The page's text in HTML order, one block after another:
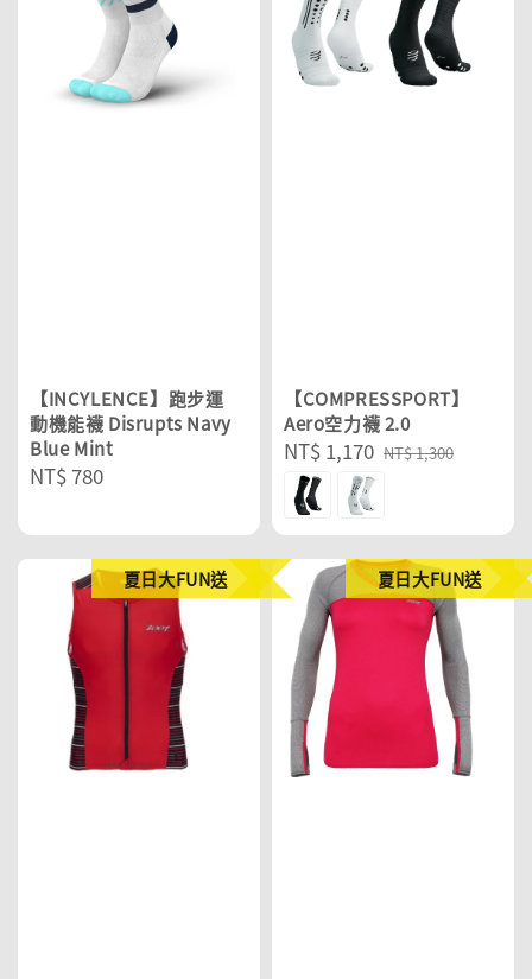
【INCYLENCE】跑步運
動機能襪 Disrupts Navy
Blue Mint
Regular
NT$ 780
【COMPRESSPORT】
Aero空力襪 2.0
Sale
price
NT$ 1,170 Regular
NT$ 1,300
夏日大FUN送 夏日大FUN送